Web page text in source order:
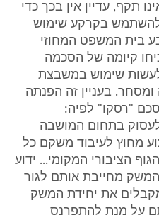
תקף, עדיין אין בכך כדי
בקרקע שימוש
בית המשפט המחוזי
קיומה של הסכמה
שימוש במשבצת
בעניין זה הפנתה
"רסקו" לפיה:
בתחום המושבה
מחוץ לעיבוד משקם כל
הציבורי המקומי... ידוע
מחייבת אותם לגור
את יחידת המשק
על מנת להתפרנס